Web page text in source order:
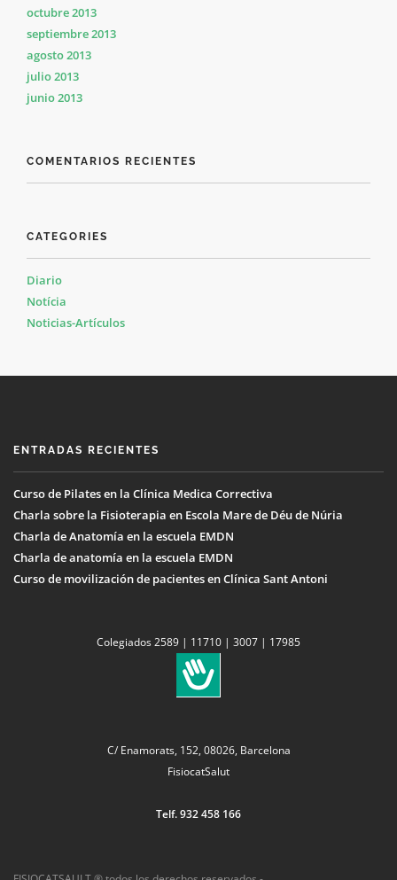
octubre 2013
septiembre 2013
agosto 2013
julio 2013
junio 2013
COMENTARIOS RECIENTES
CATEGORIES
Diario
Notícia
Noticias-Artículos
ENTRADAS RECIENTES
Curso de Pilates en la Clínica Medica Correctiva
Charla sobre la Fisioterapia en Escola Mare de Déu de Núria
Charla de Anatomía en la escuela EMDN
Charla de anatomía en la escuela EMDN
Curso de movilización de pacientes en Clínica Sant Antoni
Colegiados 2589 | 11710 | 3007 | 17985
C/ Enamorats, 152, 08026, Barcelona
FisiocatSalut
Telf. 932 458 166